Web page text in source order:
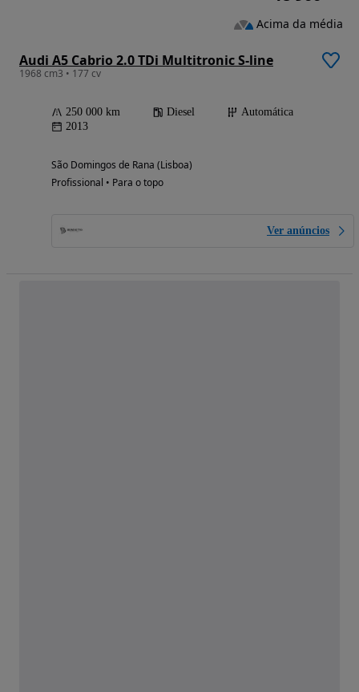
Audi A5 Cabrio 2.0 TDi Multitronic S-line
1968 cm3 • 177 cv
250 000 km Diesel
Automática
2013
São Domingos de Rana (Lisboa)
Profissional • Para o topo
Ver anúncios
Acima da média